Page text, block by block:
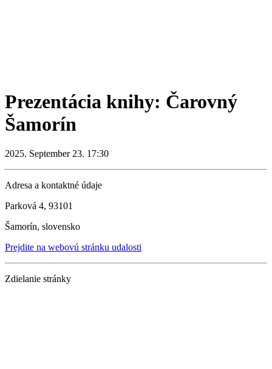
Prezentácia knihy: Čarovný
Šamorín
2025. September 23. 17:30
Adresa a kontaktné údaje
Parková 4, 93101
Šamorín, slovensko
Prejdite na webovú stránku udalosti
Zdielanie stránky